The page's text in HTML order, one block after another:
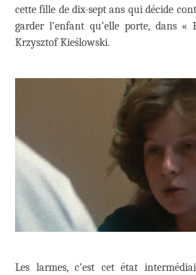
cette fille de dix-sept ans qui décide
garder l’enfant qu’elle porte, dans
Krzysztof Kieślowski.
Les larmes, c’est cet état